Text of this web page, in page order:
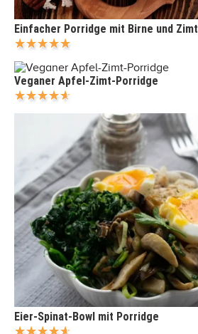
Einfacher Porridge mit Birne und Zimt
Veganer Apfel-Zimt-Porridge
Eier-Spinat-Bowl mit Porridge